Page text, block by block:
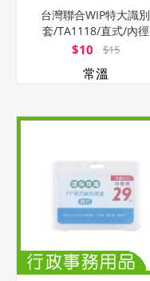
台灣聯合WIP特大識別
套/TA1118/直式/內徑
16x10.5cm
$10 $15
常溫